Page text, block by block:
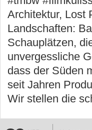
Architektur, Lost
Landschaften:
Schauplätzen,
unvergessliche
dass der Süden
seit Jahren
Wir stellen die